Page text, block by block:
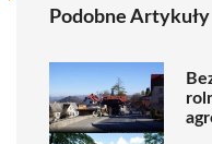
Podobne Artykuły